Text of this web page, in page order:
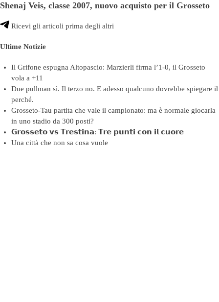
Shenaj Veis, classe 2007, nuovo acquisto per il Grosseto
Ricevi gli articoli prima degli altri
Ultime Notizie
Il Grifone espugna Altopascio: Marzierli firma l’1-0, il Grosseto
vola a +11
Due pullman sì. Il terzo no. E adesso qualcuno dovrebbe spiegare il
perché.
Grosseto-Tau partita che vale il campionato: ma è normale giocarla
in uno stadio da 300 posti?
𝗚𝗿𝗼𝘀𝘀𝗲𝘁𝗼 𝘃𝘀 𝗧𝗿𝗲𝘀𝘁𝗶𝗻𝗮: 𝗧𝗿𝗲 𝗽𝘂𝗻𝘁𝗶 𝗰𝗼𝗻 𝗶𝗹 𝗰𝘂𝗼𝗿𝗲
Una città che non sa cosa vuole